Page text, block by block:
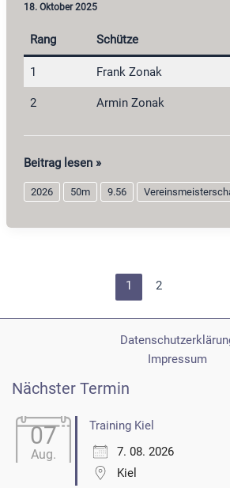
18. Oktober 2025
Rang Schütze
1 Frank Zonak
2 Armin Zonak
Unterhebelrepetier
Auflage
2026
Beitrag lesen »
2026 50m 9.56
1 2
Impressum
Nächster Termin
07
Aug.
Training Kiel
7. 08. 2026
Kiel